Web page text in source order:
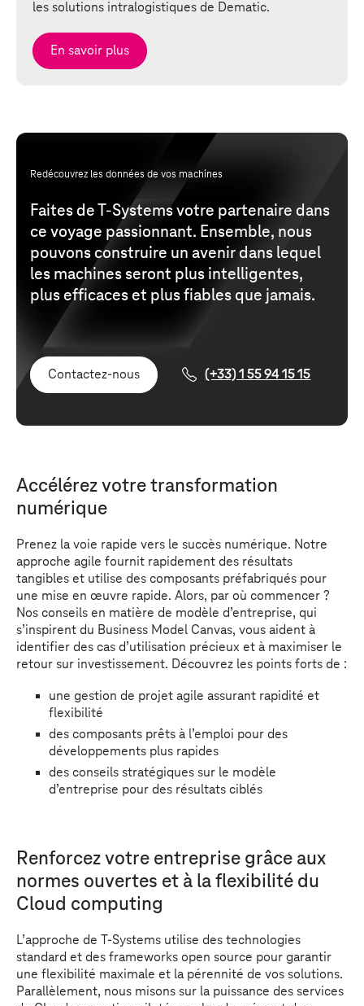
les solutions intralogistiques de Dematic.
En savoir plus
Redécouvrez les données de vos machines
Faites deT-Systemsvotre partenaire dans
ce voyage passionnant. Ensemble, nous
pouvons construire un avenir dans lequel
les machines seront plus intelligentes,
plus efficaces et plus fiables que jamais.
Contactez-nous (+33) 1 55 94 15 15
Accélérez votre transformation
numérique
Prenez la voie rapide vers le succès numérique. Notre
approche agile fournit rapidement des résultats
tangibles et utilise des composants préfabriqués pour
une mise en œuvre rapide. Alors, par où commencer ?
Nos conseils en matière de modèle d’entreprise, qui
s’inspirent du Business Model Canvas, vous aident à
identifier des cas d’utilisation précieux et à maximiser le
retour sur investissement. Découvrez les points forts de :
une gestion de projet agile assurant rapidité et
flexibilité
des composants prêts à l’emploi pour des
développements plus rapides
des conseils stratégiques sur le modèle
d’entreprise pour des résultats ciblés
Renforcez votre entreprise grâce aux
normes ouvertes et à la flexibilité du
Cloud computing
L’approche de T-Systems utilise des technologies
standard et des frameworks open source pour garantir
une flexibilité maximale et la pérennité de vos solutions.
Parallèlement, nous misons sur la puissance des services